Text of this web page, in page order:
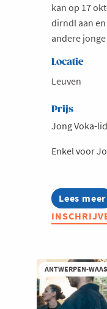
kan op 17
dirndl aan
andere
Locatie
Leuven
Prijs
Jong Voka-
Enkel voor
Lees meer
about
Jong
Voka
ANTWERPEN-